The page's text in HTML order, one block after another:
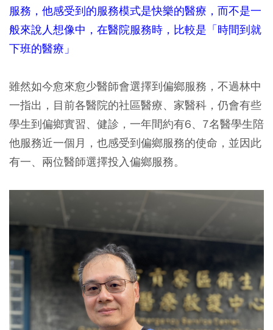
服務，他感受到的服務模式是快樂的醫療，而不是一
般來說人想像中，在醫院服務時，比較是「時間到就
下班的醫療」
雖然如今愈來愈少醫師會選擇到偏鄉服務，不過林中
一指出，目前各醫院的社區醫療、家醫科，仍會有些
學生到偏鄉實習、健診，一年間約有6、7名醫學生陪
他服務近一個月，也感受到偏鄉服務的使命，並因此
有一、兩位醫師選擇投入偏鄉服務。